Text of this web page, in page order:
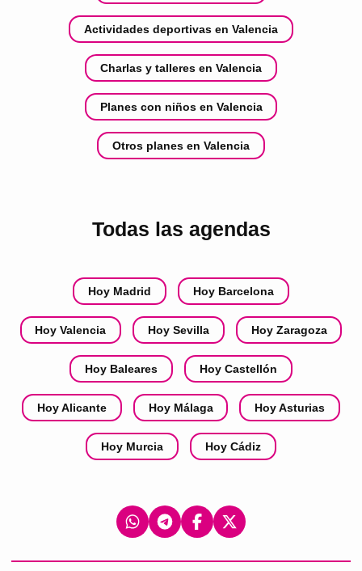
Actividades deportivas en Valencia
Charlas y talleres en Valencia
Planes con niños en Valencia
Otros planes en Valencia
Todas las agendas
Hoy Madrid Hoy Barcelona
Hoy Valencia Hoy Sevilla Hoy Zaragoza
Hoy Baleares Hoy Castellón
Hoy Alicante Hoy Málaga Hoy Asturias
Hoy Murcia Hoy Cádiz